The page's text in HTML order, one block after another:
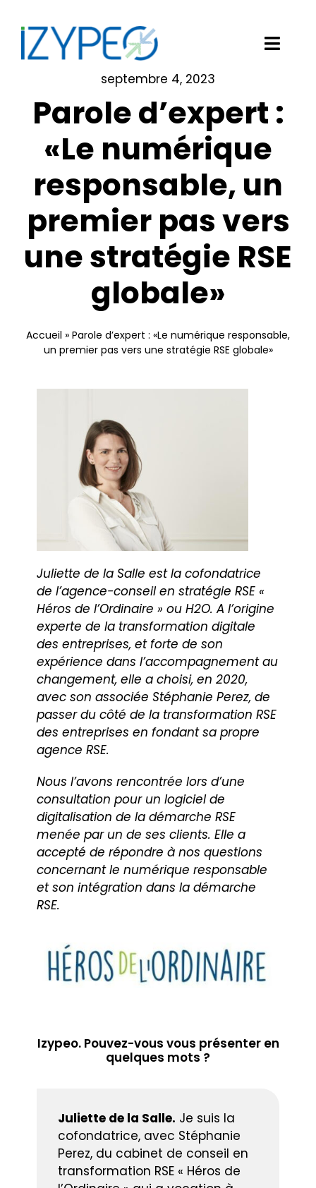
contenu
Izypeo
Blog
Demander une démo
Nous contacter
septembre 4, 2023
Parole d’expert :
«Le numérique
responsable, un
premier pas vers
une stratégie RSE
globale»
Accueil » Parole d’expert : «Le numérique responsable,
un premier pas vers une stratégie RSE globale»
Juliette de la Salle est la cofondatrice
de l’agence-conseil en stratégie RSE «
Héros de l’Ordinaire » ou H2O. A l’origine
experte de la transformation digitale
des entreprises, et forte de son
expérience dans l’accompagnement au
changement, elle a choisi, en 2020,
avec son associée Stéphanie Perez, de
passer du côté de la transformation RSE
des entreprises en fondant sa propre
agence RSE.
Nous l’avons rencontrée lors d’une
consultation pour un logiciel de
digitalisation de la démarche RSE
menée par un de ses clients. Elle a
accepté de répondre à nos questions
concernant le numérique responsable
et son intégration dans la démarche
RSE.
Izypeo. Pouvez-vous vous présenter en
quelques mots ?
Juliette de la Salle. Je suis la
cofondatrice, avec Stéphanie
Perez, du cabinet de conseil en
transformation RSE « Héros de